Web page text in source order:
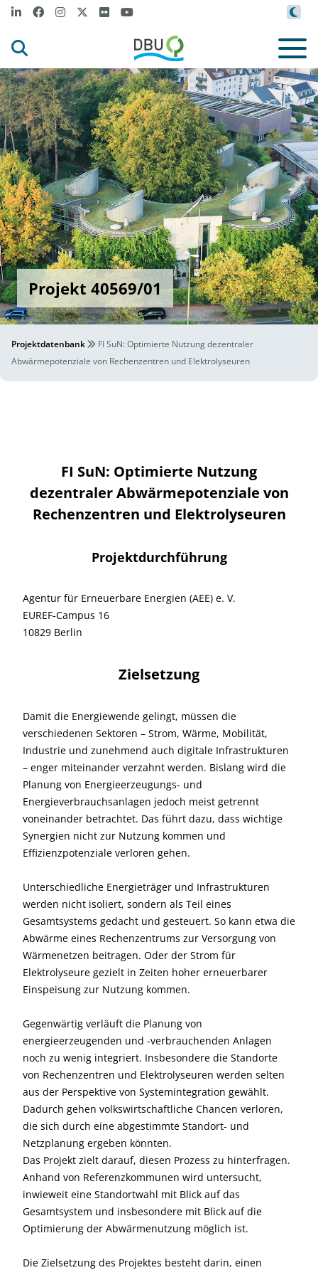
Projekt 40569/01
Projektdatenbank
FI SuN: Optimierte Nutzung dezentraler
Abwärmepotenziale von Rechenzentren und Elektrolyseuren
FI SuN: Optimierte Nutzung
dezentraler Abwärmepotenziale von
Rechenzentren und Elektrolyseuren
Projektdurchführung
Agentur für Erneuerbare Energien (AEE) e. V.
EUREF-Campus 16
10829 Berlin
Zielsetzung
Damit die Energiewende gelingt, müssen die
verschiedenen Sektoren – Strom, Wärme, Mobilität,
Industrie und zunehmend auch digitale Infrastrukturen
– enger miteinander verzahnt werden. Bislang wird die
Planung von Energieerzeugungs- und
Energieverbrauchsanlagen jedoch meist getrennt
voneinander betrachtet. Das führt dazu, dass wichtige
Synergien nicht zur Nutzung kommen und
Effizienzpotenziale verloren gehen.
Unterschiedliche Energieträger und Infrastrukturen
werden nicht isoliert, sondern als Teil eines
Gesamtsystems gedacht und gesteuert. So kann etwa die
Abwärme eines Rechenzentrums zur Versorgung von
Wärmenetzen beitragen. Oder der Strom für
Elektrolyseure gezielt in Zeiten hoher erneuerbarer
Einspeisung zur Nutzung kommen.
Gegenwärtig verläuft die Planung von
energieerzeugenden und -verbrauchenden Anlagen
noch zu wenig integriert. Insbesondere die Standorte
von Rechenzentren und Elektrolyseuren werden selten
aus der Perspektive von Systemintegration gewählt.
Dadurch gehen volkswirtschaftliche Chancen verloren,
die sich durch eine abgestimmte Standort- und
Netzplanung ergeben könnten.
Das Projekt zielt darauf, diesen Prozess zu hinterfragen.
Anhand von Referenzkommunen wird untersucht,
inwieweit eine Standortwahl mit Blick auf das
Gesamtsystem und insbesondere mit Blick auf die
Optimierung der Abwärmenutzung möglich ist.
Die Zielsetzung des Projektes besteht darin, einen